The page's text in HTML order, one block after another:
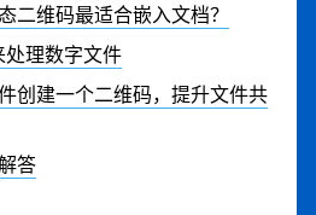
二维码最适合嵌入文档？
处理数字文件
创建一个二维码，提升文件共
答